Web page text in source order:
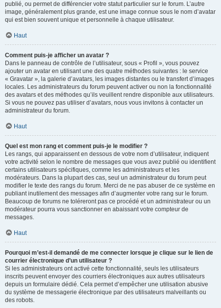
publié, ou permet de différencier votre statut particulier sur le forum. L’autre
image, généralement plus grande, est une image connue sous le nom d’avatar
qui est bien souvent unique et personnelle à chaque utilisateur.
Haut
Comment puis-je afficher un avatar ?
Dans le panneau de contrôle de l’utilisateur, sous « Profil », vous pouvez
ajouter un avatar en utilisant une des quatre méthodes suivantes : le service
« Gravatar », la galerie d’avatars, les images distantes ou le transfert d’images
locales. Les administrateurs du forum peuvent activer ou non la fonctionnalité
des avatars et des méthodes qu’ils veuillent rendre disponible aux utilisateurs.
Si vous ne pouvez pas utiliser d’avatars, nous vous invitons à contacter un
administrateur du forum.
Haut
Quel est mon rang et comment puis-je le modifier ?
Les rangs, qui apparaissent en dessous de votre nom d’utilisateur, indiquent
votre activité selon le nombre de messages que vous avez publié ou identifient
certains utilisateurs spécifiques, comme les administrateurs et les
modérateurs. Dans la plupart des cas, seul un administrateur du forum peut
modifier le texte des rangs du forum. Merci de ne pas abuser de ce système en
publiant inutilement des messages afin d’augmenter votre rang sur le forum.
Beaucoup de forums ne toléreront pas ce procédé et un administrateur ou un
modérateur pourra vous sanctionner en abaissant votre compteur de
messages.
Haut
Pourquoi m’est-il demandé de me connecter lorsque je clique sur le lien de
courrier électronique d’un utilisateur ?
Si les administrateurs ont activé cette fonctionnalité, seuls les utilisateurs
inscrits peuvent envoyer des courriers électroniques aux autres utilisateurs
depuis un formulaire dédié. Cela permet d’empêcher une utilisation abusive
du système de messagerie électronique par des utilisateurs malveillants ou
des robots.